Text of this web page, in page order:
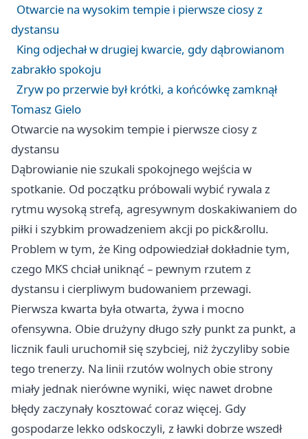
Otwarcie na wysokim tempie i pierwsze ciosy z
dystansu
King odjechał w drugiej kwarcie, gdy dąbrowianom
zabrakło spokoju
Zryw po przerwie był krótki, a końcówkę zamknął
Tomasz Gielo
Otwarcie na wysokim tempie i pierwsze ciosy z
dystansu
Dąbrowianie nie szukali spokojnego wejścia w
spotkanie. Od początku próbowali wybić rywala z
rytmu wysoką strefą, agresywnym doskakiwaniem do
piłki i szybkim prowadzeniem akcji po pick&rollu.
Problem w tym, że King odpowiedział dokładnie tym,
czego MKS chciał uniknąć – pewnym rzutem z
dystansu i cierpliwym budowaniem przewagi.
Pierwsza kwarta była otwarta, żywa i mocno
ofensywna. Obie drużyny długo szły punkt za punkt, a
licznik fauli uruchomił się szybciej, niż życzyliby sobie
tego trenerzy. Na linii rzutów wolnych obie strony
miały jednak nierówne wyniki, więc nawet drobne
błędy zaczynały kosztować coraz więcej. Gdy
gospodarze lekko odskoczyli, z ławki dobrze wszedł